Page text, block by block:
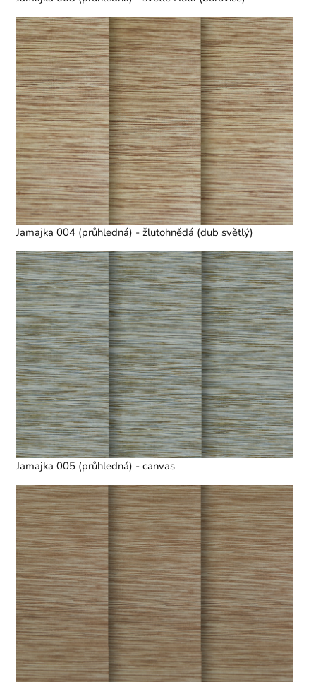
Jamajka 004 (průhledná) - žlutohnědá (dub světlý)
Jamajka 005 (průhledná) - canvas